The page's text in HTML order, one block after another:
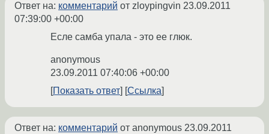
Ответ на: комментарий от zloypingvin 23.09.2011
07:39:00 +00:00
Есле самба упала - это ее глюк.
anonymous
23.09.2011 07:40:06 +00:00
Показать ответ
Ссылка
Ответ на: комментарий от anonymous 23.09.2011